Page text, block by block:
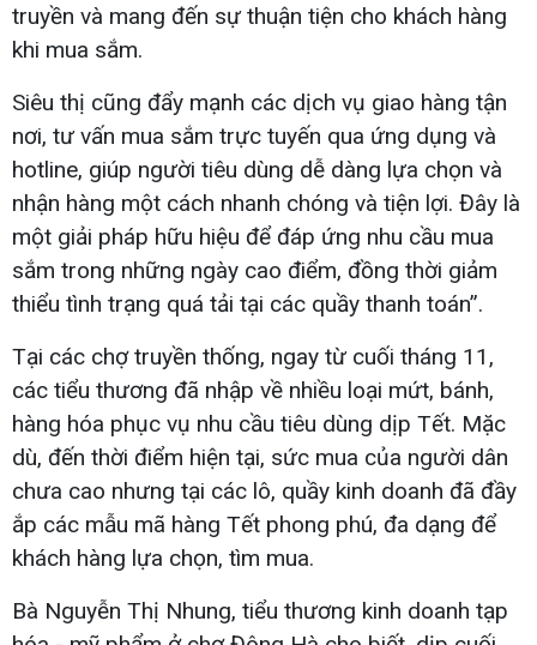
truyền và mang đến sự thuận tiện cho khách hàng
khi mua sắm.
Siêu thị cũng đẩy mạnh các dịch vụ giao hàng tận
nơi, tư vấn mua sắm trực tuyến qua ứng dụng và
hotline, giúp người tiêu dùng dễ dàng lựa chọn và
nhận hàng một cách nhanh chóng và tiện lợi. Đây là
một giải pháp hữu hiệu để đáp ứng nhu cầu mua
sắm trong những ngày cao điểm, đồng thời giảm
thiểu tình trạng quá tải tại các quầy thanh toán”.
Tại các chợ truyền thống, ngay từ cuối tháng 11,
các tiểu thương đã nhập về nhiều loại mứt, bánh,
hàng hóa phục vụ nhu cầu tiêu dùng dịp Tết. Mặc
dù, đến thời điểm hiện tại, sức mua của người dân
chưa cao nhưng tại các lô, quầy kinh doanh đã đầy
ắp các mẫu mã hàng Tết phong phú, đa dạng để
khách hàng lựa chọn, tìm mua.
Bà Nguyễn Thị Nhung, tiểu thương kinh doanh tạp